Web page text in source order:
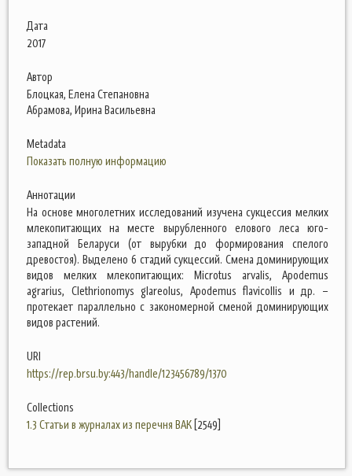
Дата
2017
Автор
Блоцкая, Елена Степановна
Абрамова, Ирина Васильевна
Metadata
Показать полную информацию
Аннотации
На основе многолетних исследований изучена сукцессия мелких
млекопитающих на месте вырубленного елового леса юго-
западной Беларуси (от вырубки до формирования спелого
древостоя). Выделено 6 стадий сукцессий. Смена доминирующих
видов мелких млекопитающих: Microtus arvalis, Apodemus
agrarius, Clethrionomys glareolus, Apodemus flavicollis и др. –
протекает параллельно с закономерной сменой доминирующих
видов растений.
URI
https://rep.brsu.by:443/handle/123456789/1370
Collections
1.3 Статьи в журналах из перечня ВАК [2549]